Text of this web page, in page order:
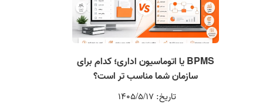
BPMS یا اتوماسیون اداری؛ کدام برای
سازمان شما مناسب تر است؟
تاریخ: 1405/5/17